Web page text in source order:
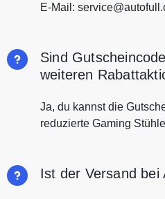
E-Mail:
Sind
weiteren
Ja, du kannst die
reduzierte Gaming
Ist der Versand bei